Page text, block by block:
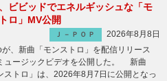
ビビッドでエネルギッシュな「モ
ロ」MV公開
Ｊ－ＰＯＰ
2026年8月8日
、新曲「モンストロ」を配信リリース
ュージックビデオを公開した。 新曲
ストロ」は、2026年8月7日に公開となっ